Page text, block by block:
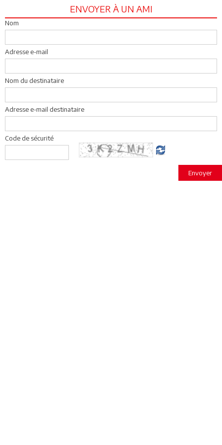
ENVOYER À UN AMI
Nom
Adresse e-mail
Nom du destinataire
Adresse e-mail destinataire
Code de sécurité
Envoyer